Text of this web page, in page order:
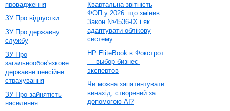
провадження
ЗУ Про відпустки
ЗУ Про державну
службу
ЗУ Про
загальнообов'язкове
державне пенсійне
страхування
ЗУ Про зайнятість
населення
Квартальна звітність
ФОП у 2026: що змінив
Закон №4536-IX і як
адаптувати облікову
систему
HP EliteBook в Фокстрот
— выбор бизнес-
экспертов
Чи можна запатентувати
винахід, створений за
допомогою AI?